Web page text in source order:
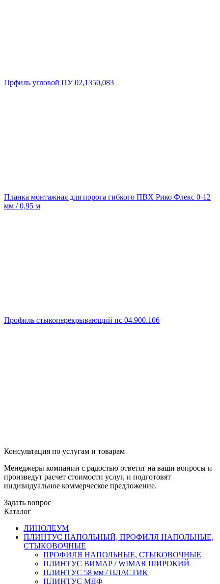
Прфиль угловой ПУ 02,1350,083
Планка монтажная для порога гибкого ПВХ Рико Флекс 0-12
мм / 0,95 м
Профиль стыкоперекрывающий пс 04.900.106
Консультация по услугам и товарам
Менеджеры компании с радостью ответят на ваши вопросы и
произведут расчет стоимости услуг, и подготовят
индивидуальное коммерческое предложение.
Задать вопрос
Каталог
ЛИНОЛЕУМ
ПЛИНТУС НАПОЛЬНЫЙ, ПРОФИЛЯ НАПОЛЬНЫЕ,
СТЫКОВОЧНЫЕ
ПРОФИЛЯ НАПОЛЬНЫЕ, СТЫКОВОЧНЫЕ
ПЛИНТУС ВИМАР / WIMAR ШИРОКИЙ
ПЛИНТУС 58 мм / ПЛАСТИК
ПЛИНТУС МДФ